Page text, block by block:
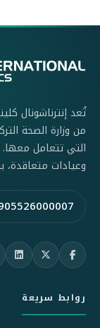
تُعد إنترناشونال
من وزارة الصحة
التي تتعامل
وعيادات متعاقدة،
روابط سريعة